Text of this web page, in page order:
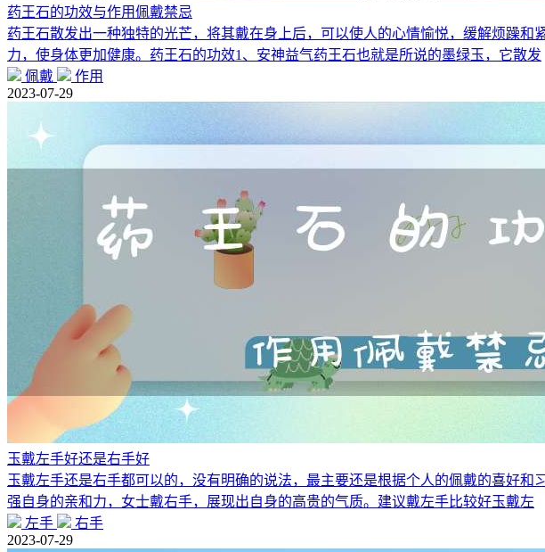
药王石的功效与作用佩戴禁忌
药王石散发出一种独特的光芒，将其戴在身上后，可以使人的心情愉悦，缓解烦躁
力，使身体更加健康。药王石的功效1、安神益气药王石也就是所说的墨绿玉，它散发
佩戴
作用
2023-07-29
玉戴左手好还是右手好
玉戴左手还是右手都可以的，没有明确的说法，最主要还是根据个人的佩戴的喜好
强自身的亲和力，女士戴右手，展现出自身的高贵的气质。建议戴左手比较好玉戴左
左手
右手
2023-07-29